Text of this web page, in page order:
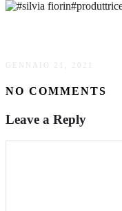
GENNAIO 21, 2021
NO COMMENTS
Leave a Reply